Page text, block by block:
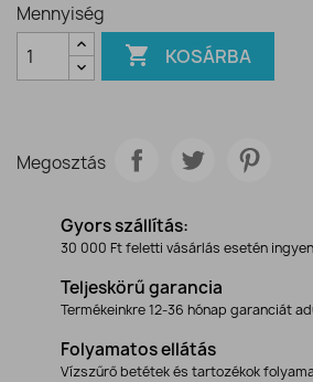
Mennyiség
 KOSÁRBA
Megosztás
Gyors szállítás:
30 000 Ft feletti vásárlás esetén
Teljeskörű garancia
Termékeinkre 12-36 hónap garanciát
Folyamatos ellátás
Vízszűrő betétek és tartozékok